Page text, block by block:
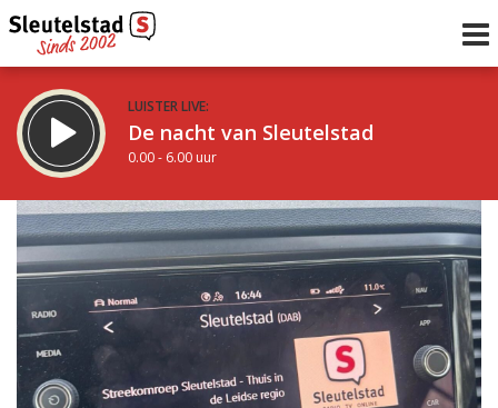
LUISTER LIVE:
De nacht van Sleutelstad
0.00 - 6.00 uur
STRAKS:
De ochtend van Sleutelstad
6.00 - 12.00 uur
Vorig uur
uur 1 van 0 Volgend uur